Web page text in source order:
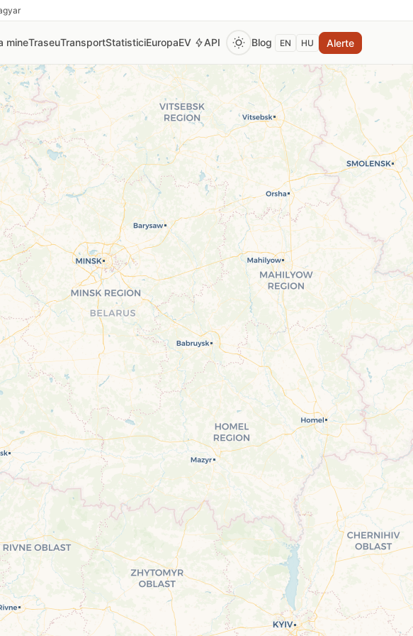
mineTraseuTransportStatisticiEuropaEV API Blog EN HU Alerte
pe orice pin pentru a vedea prețul curent al benzinei, motorinei și GPL.
automat la fiecare 2 ore din surse oficiale verificate